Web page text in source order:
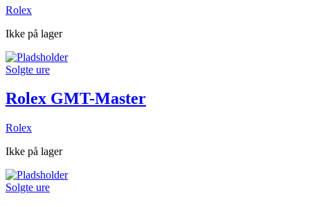
Rolex
Ikke på lager
Solgte ure
Rolex GMT-Master
Rolex
Ikke på lager
Solgte ure